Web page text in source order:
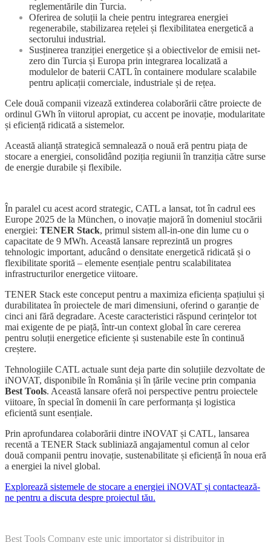
reglementările din Turcia.
Oferirea de soluții la cheie pentru integrarea energiei
regenerabile, stabilizarea rețelei și flexibilitatea energetică a
sectorului industrial.
Susținerea tranziției energetice și a obiectivelor de emisii net-
zero din Turcia și Europa prin integrarea localizată a
modulelor de baterii CATL în containere modulare scalabile
pentru aplicații comerciale, industriale și de rețea.
Cele două companii vizează extinderea colaborării către proiecte de
ordinul GWh în viitorul apropiat, cu accent pe inovație, modularitate
și eficiență ridicată a sistemelor.
Această alianță strategică semnalează o nouă eră pentru piața de
stocare a energiei, consolidând poziția regiunii în tranziția către surse
de energie durabile și flexibile.
În paralel cu acest acord strategic, CATL a lansat, tot în cadrul ees
Europe 2025 de la München, o inovație majoră în domeniul stocării
energiei: TENER Stack, primul sistem all-in-one din lume cu o
capacitate de 9 MWh. Această lansare reprezintă un progres
tehnologic important, aducând o densitate energetică ridicată și o
flexibilitate sporită – elemente esențiale pentru scalabilitatea
infrastructurilor energetice viitoare.
TENER Stack este conceput pentru a maximiza eficiența spațiului și
durabilitatea în proiectele de mari dimensiuni, oferind o garanție de
cinci ani fără degradare. Aceste caracteristici răspund cerințelor tot
mai exigente de pe piață, într-un context global în care cererea
pentru soluții energetice eficiente și sustenabile este în continuă
creștere.
Tehnologiile CATL actuale sunt deja parte din soluțiile dezvoltate de
iNOVAT, disponibile în România și în țările vecine prin compania
Best Tools. Această lansare oferă noi perspective pentru proiectele
viitoare, în special în domenii în care performanța și logistica
eficientă sunt esențiale.
Prin aprofundarea colaborării dintre iNOVAT și CATL, lansarea
recentă a TENER Stack subliniază angajamentul comun al celor
două companii pentru inovație, sustenabilitate și eficiență în noua eră
a energiei la nivel global.
Explorează sistemele de stocare a energiei iNOVAT și contactează-
ne pentru a discuta despre proiectul tău.
Best Tools Company este unic importator si distribuitor in